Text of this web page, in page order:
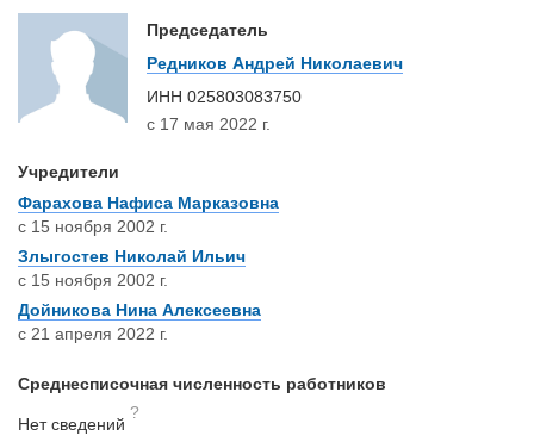
Председатель
Редников Андрей Николаевич
ИНН 025803083750
с 17 мая 2022 г.
Учредители
Фарахова Нафиса Марказовна
с 15 ноября 2002 г.
Злыгостев Николай Ильич
с 15 ноября 2002 г.
Дойникова Нина Алексеевна
с 21 апреля 2022 г.
Среднесписочная численность работников
Нет сведений
?